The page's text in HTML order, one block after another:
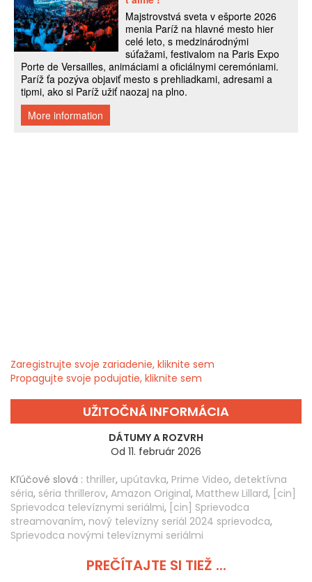
Zaregistrujte svoje zariadenie, kliknite sem
Propagujte svoje podujatie, kliknite sem
UŽITOČNÁ INFORMÁCIA
DÁTUMY A ROZVRH
Od 11. február 2026
Kľúčové slová : thriller, upútavka, Prime Video, detektívna
séria, séria thrillerov, Amazon Original, Matthew Lillard, [cin]
Sprievodca televíznymi seriálmi, [cin] Sprievodca
streamovaním, nový televízny seriál 2024 sprievodca,
Sprievodca novými televíznymi seriálmi
PREČÍTAJTE SI TIEŽ ...